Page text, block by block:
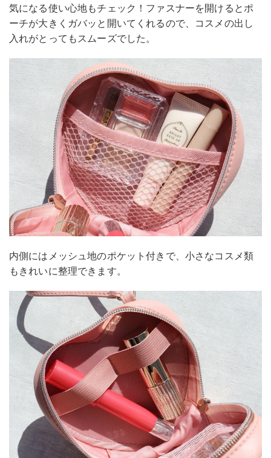
気になる使い心地もチェック！ファスナーを開けるとポ
ーチが大きくガバッと開いてくれるので、コスメの出し
入れがとってもスムーズでした。
内側にはメッシュ地のポケット付きで、小さなコスメ類
もきれいに整理できます。